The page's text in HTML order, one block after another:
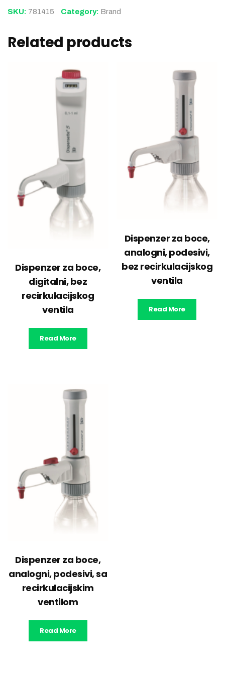
SKU: 781415 Category: Brand
Related products
Dispenzer za boce,
digitalni, bez
recirkulacijskog
ventila
Read More
Dispenzer za boce,
analogni, podesivi,
bez recirkulacijskog
ventila
Read More
Dispenzer za boce,
analogni, podesivi, sa
recirkulacijskim
ventilom
Read More